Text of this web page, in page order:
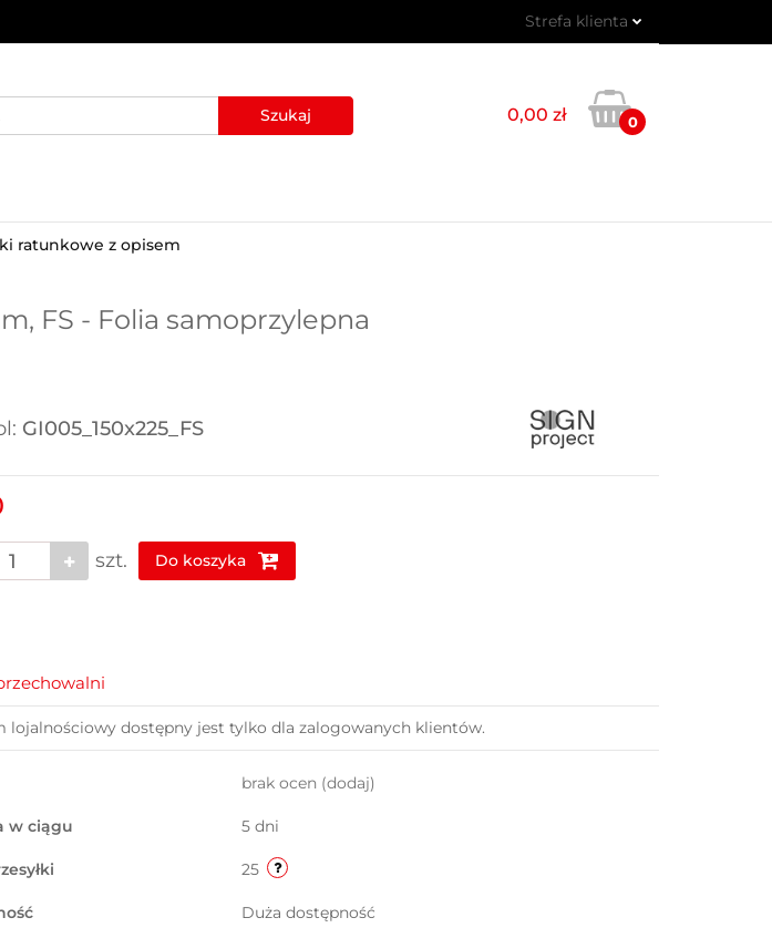
Strefa klienta
Zarejestruj się
Dodaj zgłoszenie
0,00 zł 0
ratunkowe z opisem
FS - Folia samoprzylepna
GI005_150x225_FS
szt. Do koszyka
lojalnościowy dostępny jest tylko dla zalogowanych klientów.
brak ocen (dodaj)
w ciągu 5 dni
25
Duża dostępność